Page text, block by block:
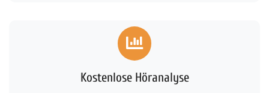
Kostenlose Höranalyse